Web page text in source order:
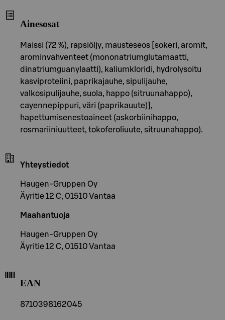
Ainesosat
Maissi (72 %), rapsiöljy, mausteseos [sokeri, aromit,
arominvahventeet (mononatriumglutamaatti,
dinatriumguanylaatti), kaliumkloridi, hydrolysoitu
kasviproteiini, paprikajauhe, sipulijauhe,
valkosipulijauhe, suola, happo (sitruunahappo),
cayennepippuri, väri (paprikauute)],
hapettumisenestoaineet (askorbiinihappo,
rosmariiniuutteet, tokoferoliuute, sitruunahappo).
Yhteystiedot
Haugen-Gruppen Oy
Äyritie 12 C, 01510 Vantaa
Maahantuoja
Haugen-Gruppen Oy
Äyritie 12 C, 01510 Vantaa
EAN
8710398162045